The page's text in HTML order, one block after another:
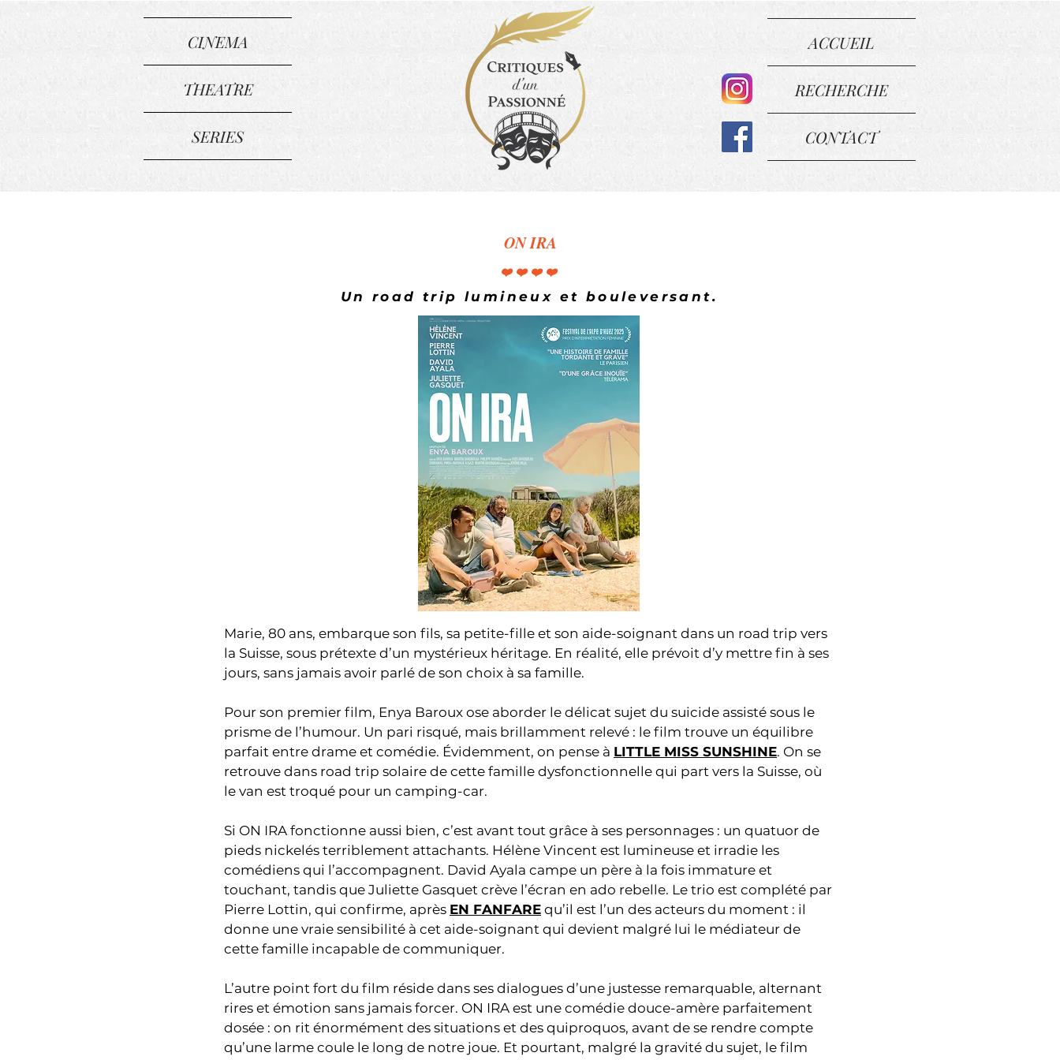
CINEMA
THEATRE
SERIES
ACCUEIL
RECHERCHE
CONTACT
ON IRA
❤️❤️❤️❤️
Un road trip lumineux et bouleversant.
Marie, 80 ans, embarque son fils, sa petite-fille et son aide-soignant dans un road trip vers
la Suisse, sous prétexte d’un mystérieux héritage. En réalité, elle prévoit d’y mettre fin à ses
jours, sans jamais avoir parlé de son choix à sa famille.
Pour son premier film, Enya Baroux ose aborder le délicat sujet du suicide assisté sous le
prisme de l’humour. Un pari risqué, mais brillamment relevé : le film trouve un équilibre
parfait entre drame et comédie. Évidemment, on pense à LITTLE MISS SUNSHINE. On se
retrouve dans road trip solaire de cette famille dysfonctionnelle qui part vers la Suisse, où
le van est troqué pour un camping-car.
Si ON IRA fonctionne aussi bien, c’est avant tout grâce à ses personnages : un quatuor de
pieds nickelés terriblement attachants. Hélène Vincent est lumineuse et irradie les
comédiens qui l’accompagnent. David Ayala campe un père à la fois immature et
touchant, tandis que Juliette Gasquet crève l’écran en ado rebelle. Le trio est complété par
Pierre Lottin, qui confirme, après EN FANFARE qu’il est l’un des acteurs du moment : il
donne une vraie sensibilité à cet aide-soignant qui devient malgré lui le médiateur de
cette famille incapable de communiquer.
L’autre point fort du film réside dans ses dialogues d’une justesse remarquable, alternant
rires et émotion sans jamais forcer. ON IRA est une comédie douce-amère parfaitement
dosée : on rit énormément des situations et des quiproquos, avant de se rendre compte
qu’une larme coule le long de notre joue. Et pourtant, malgré la gravité du sujet, le film